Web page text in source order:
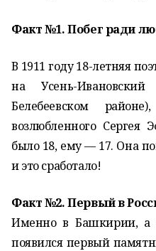
Факт №1. Побег ради
В 1911 году 18-летняя
на Усень-
Белебеевском
возлюбленного Сергея
было 18, ему — 17. Она
и это сработало!
Факт №2. Первый в
Именно в Башкирии, а
появился первый